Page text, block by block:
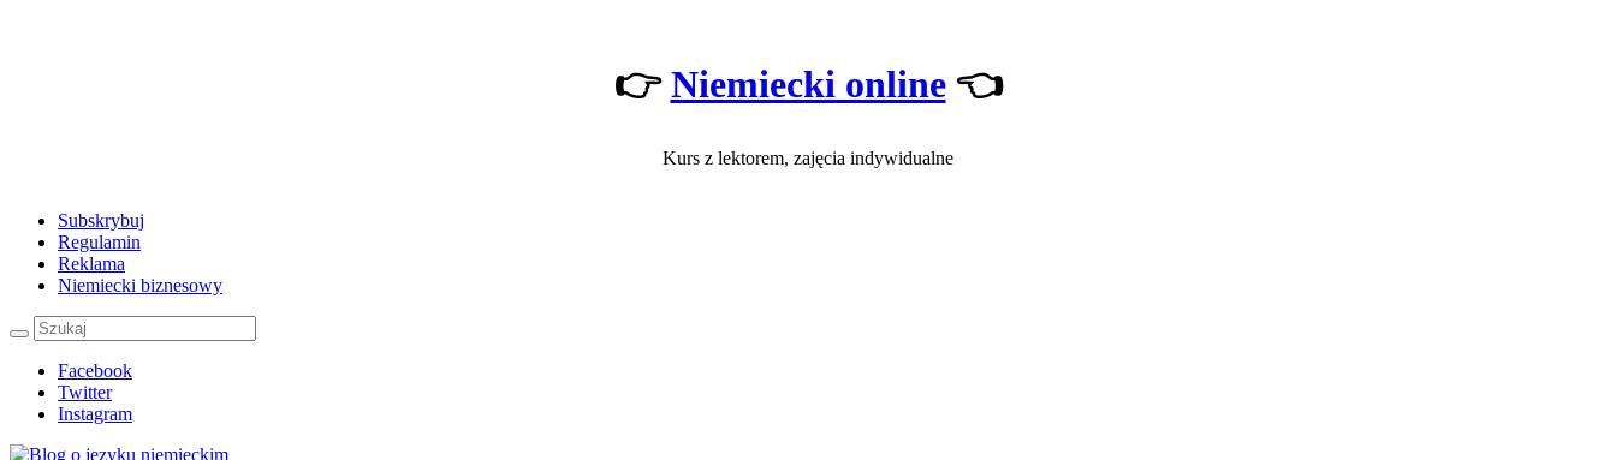
👉Niemiecki online👈
Kurs z lektorem, zajęcia indywidualne
Subskrybuj
Regulamin
Reklama
Niemiecki biznesowy
Facebook
Twitter
Instagram